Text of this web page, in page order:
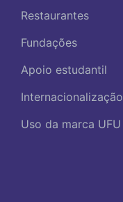
Restaurantes
Fundações
Apoio estudantil
Internacionalização
Uso da marca UFU